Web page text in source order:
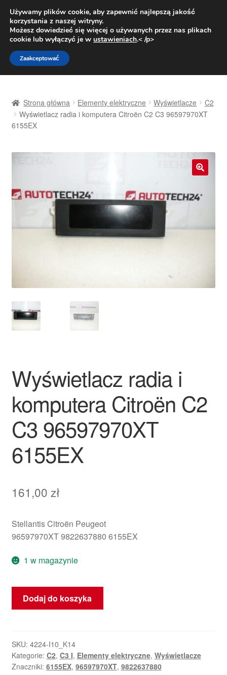
DOSTAWA od 31 zł
Pn.-pt. 9:00-16:00800 003 167
Przejdź
do
nawigacji
Przejdź
do
treści
Dostawa
Kontakt
Moje konto
Procedura reklamacyjna
Skarga
Zamówienia
Zasady i warunki
Strona główna Elementy elektryczne Wyświetlacze
C2
Wyświetlacz radia i komputera Citroën C2 C3 96597970XT
6155EX
Wyświetlacz radia i
komputera Citroën C2
C3 96597970XT
6155EX
161,00 zł
Stellantis Citroën Peugeot
96597970XT 9822637880 6155EX
1 w magazynie
ilość
Wyświetlacz
komputera
Citroën
C2
Dodaj do koszyka
SKU: 4224-I10_K14
Kategorie: C2, C3 I, Elementy elektryczne, Wyświetlacze
Znaczniki: 6155EX, 96597970XT, 9822637880
Używamy plików cookie, aby zapewnić najlepszą jakość
korzystania z naszej witryny.
Możesz dowiedzieć się więcej o używanych przez nas plikach
cookie lub wyłączyć je w ustawieniach.< /p>
Zaakceptować